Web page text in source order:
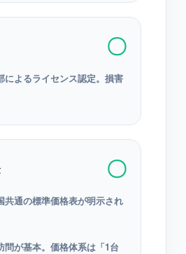
〇
によるライセンス認定。損害
〇
共通の標準価格表が明示され
問が基本。価格体系は「1台